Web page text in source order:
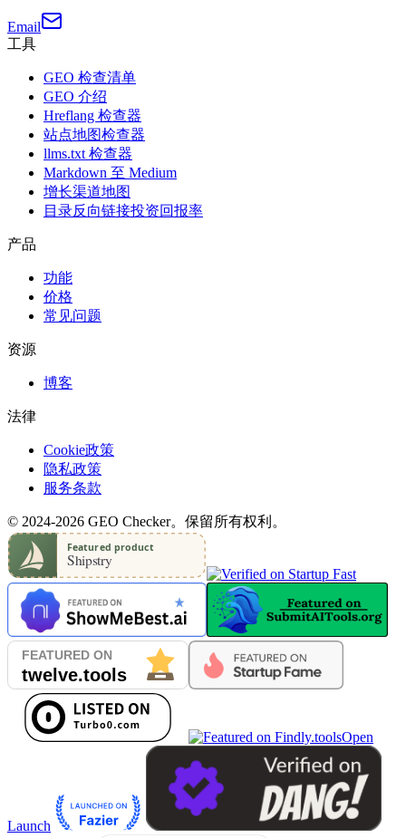
Email
工具
GEO 检查清单
GEO 介绍
Hreflang 检查器
站点地图检查器
llms.txt 检查器
Markdown 至 Medium
增长渠道地图
目录反向链接投资回报率
产品
功能
价格
常见问题
资源
博客
法律
Cookie政策
隐私政策
服务条款
© 2024-2026 GEO Checker。保留所有权利。
Open
Launch